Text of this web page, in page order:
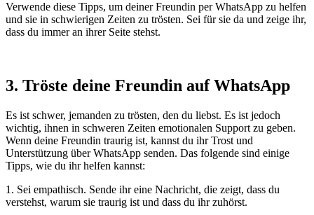
Verwende diese Tipps, um deiner Freundin per WhatsApp zu helfen
und sie in schwierigen Zeiten zu trösten. Sei für sie da und zeige ihr,
dass du immer an ihrer Seite stehst.
3. Tröste deine Freundin auf WhatsApp
Es ist schwer, jemanden zu trösten, den du liebst. Es ist jedoch
wichtig, ihnen in schweren Zeiten emotionalen Support zu geben.
Wenn deine Freundin traurig ist, kannst du ihr Trost und
Unterstützung über WhatsApp senden. Das folgende sind einige
Tipps, wie du ihr helfen kannst:
1. Sei empathisch. Sende ihr eine Nachricht, die zeigt, dass du
verstehst, warum sie traurig ist und dass du ihr zuhörst.